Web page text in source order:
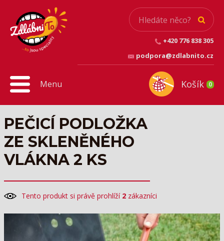
+420 776 838 305
podpora@zdlabnito.cz
Košík 0
Menu
PEČICÍ PODLOŽKA
ZE SKLENĚNÉHO
VLÁKNA 2 KS
Tento produkt si právě prohlíží 2 zákazníci